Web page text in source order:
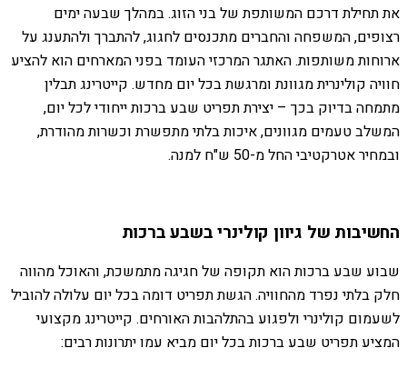
את תחילת דרכם המשותפת של בני הזוג. במהלך שבעה ימים
רצופים, המשפחה והחברים מתכנסים לחגוג, להתברך ולהתענג על
ארוחות משותפות. האתגר המרכזי העומד בפני המארחים הוא להציע
חוויה קולינרית מגוונת ומרגשת בכל יום מחדש. קייטרינג תבלין
מתמחה בדיוק בכך – יצירת תפריט שבע ברכות ייחודי לכל יום,
המשלב טעמים מגוונים, איכות בלתי מתפשרת וכשרות מהודרת,
ובמחיר אטרקטיבי החל מ-50 ש"ח למנה.
החשיבות של גיוון קולינרי בשבע ברכות
שבוע שבע ברכות הוא תקופה של חגיגה מתמשכת, והאוכל מהווה
חלק בלתי נפרד מהחוויה. הגשת תפריט דומה בכל יום עלולה להוביל
לשעמום קולינרי ולפגוע בהתלהבות האורחים. קייטרינג מקצועי
המציע תפריט שבע ברכות בכל יום מביא עמו יתרונות רבים: